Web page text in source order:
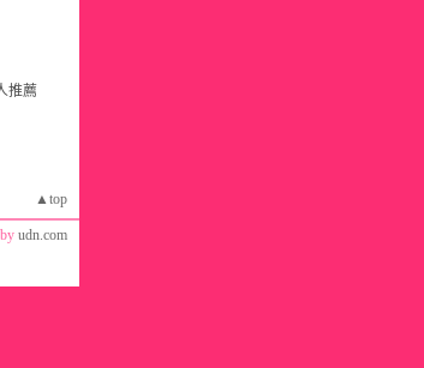
推薦
▲top
udn.com